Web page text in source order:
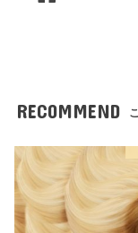
RECOMMEND